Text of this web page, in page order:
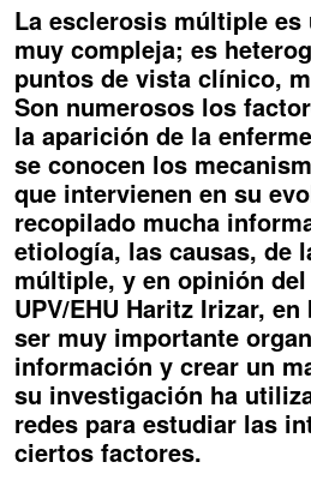
La esclerosis múltiple es
muy compleja; es
puntos de vista clínico,
Son numerosos los
la aparición de la
se conocen los
que intervienen en su
recopilado mucha
etiología, las causas, de
múltiple, y en opinión
UPV/EHU Haritz Irizar,
ser muy importante
información y crear un
su investigación ha
redes para estudiar las
ciertos factores.